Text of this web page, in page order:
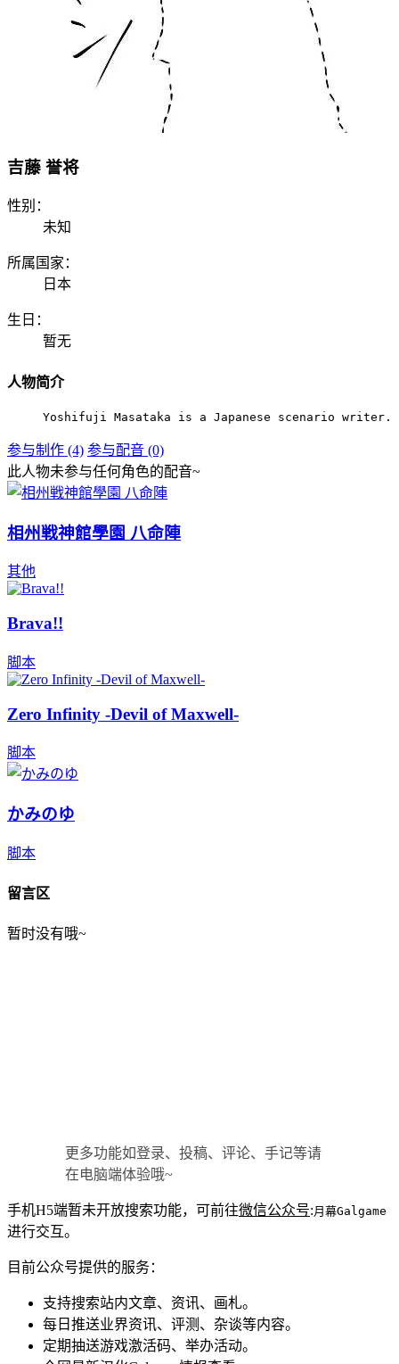
吉藤 誉将
性别：
未知
所属国家：
日本
生日：
暂无
人物简介
Yoshifuji Masataka is a Japanese scenario writer.
参与制作 (4) 参与配音 (0)
此人物未参与任何角色的配音~
相州戦神館學園 八命陣
其他
Brava!!
脚本
Zero Infinity -Devil of Maxwell-
脚本
かみのゆ
脚本
留言区
暂时没有哦~
更多功能如登录、投稿、评论、手记等请
在电脑端体验哦~
手机H5端暂未开放搜索功能，可前往微信公众号: 月幕Galgame
进行交互。
目前公众号提供的服务：
支持搜索站内文章、资讯、画札。
每日推送业界资讯、评测、杂谈等内容。
定期抽送游戏激活码、举办活动。